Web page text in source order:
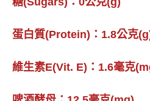
蛋白質(Protein)：1.8公克
維生素E(Vit. E)：1.6毫克